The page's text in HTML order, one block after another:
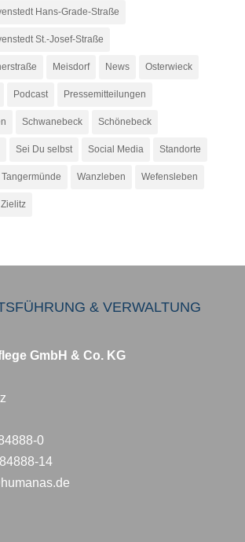
Hans-Grade-Straße
St.-Josef-Straße
Meisdorf News Osterwieck
Podcast Pressemitteilungen
Schwanebeck Schönebeck
Sei Du selbst Social Media Standorte
Tangermünde Wanzleben Wefensleben
Zielitz
& VERWALTUNG
GmbH & Co. KG
0
14